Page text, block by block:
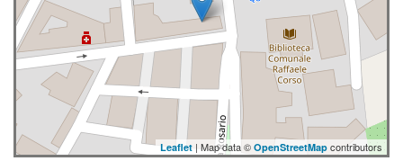
Leaflet | Map data © OpenStreetMap contributors